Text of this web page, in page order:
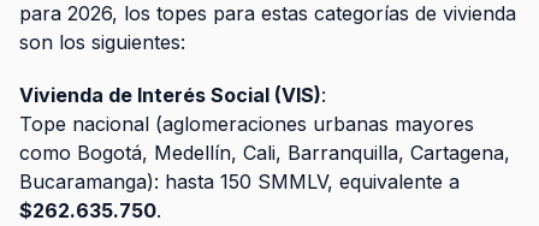
para 2026, los topes para estas categorías de vivienda
son los siguientes:
Vivienda de Interés Social (VIS):
Tope nacional (aglomeraciones urbanas mayores
como Bogotá, Medellín, Cali, Barranquilla, Cartagena,
Bucaramanga): hasta 150 SMMLV, equivalente a
$262.635.750.